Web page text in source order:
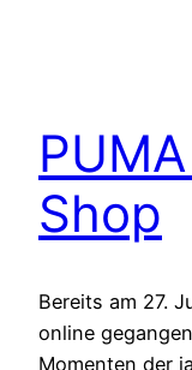
Shop
Bereits am 27.
online
Momenten der